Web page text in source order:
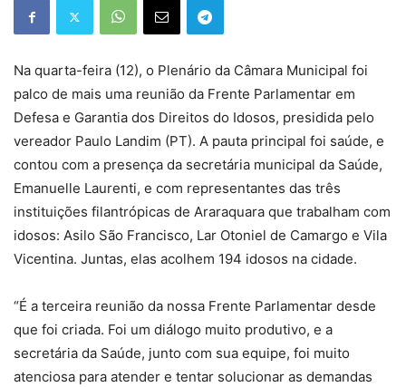
Na quarta-feira (12), o Plenário da Câmara Municipal foi
palco de mais uma reunião da Frente Parlamentar em
Defesa e Garantia dos Direitos do Idosos, presidida pelo
vereador Paulo Landim (PT). A pauta principal foi saúde, e
contou com a presença da secretária municipal da Saúde,
Emanuelle Laurenti, e com representantes das três
instituições filantrópicas de Araraquara que trabalham com
idosos: Asilo São Francisco, Lar Otoniel de Camargo e Vila
Vicentina. Juntas, elas acolhem 194 idosos na cidade.
“É a terceira reunião da nossa Frente Parlamentar desde
que foi criada. Foi um diálogo muito produtivo, e a
secretária da Saúde, junto com sua equipe, foi muito
atenciosa para atender e tentar solucionar as demandas